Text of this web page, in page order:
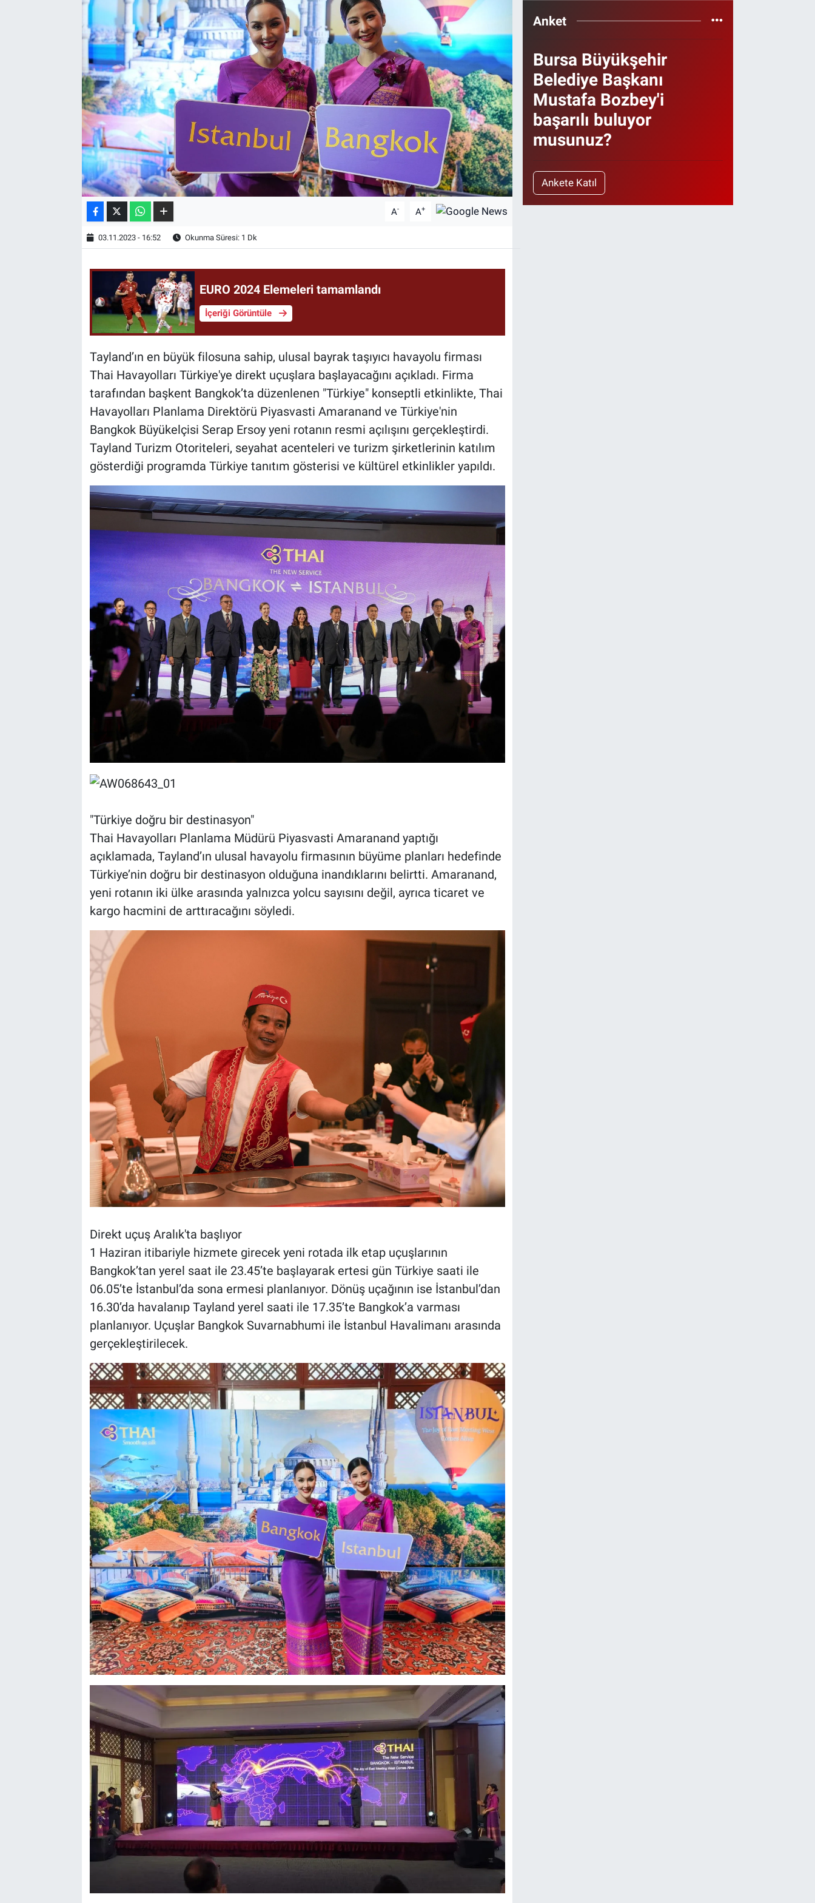
A- A+
03.11.2023 - 16:52 Okunma Süresi: 1 Dk
EURO 2024 Elemeleri tamamlandı
İçeriği Görüntüle
Tayland’ın en büyük filosuna sahip, ulusal bayrak taşıyıcı havayolu firması
Thai Havayolları Türkiye'ye direkt uçuşlara başlayacağını açıkladı. Firma
tarafından başkent Bangkok’ta düzenlenen "Türkiye" konseptli etkinlikte, Thai
Havayolları Planlama Direktörü Piyasvasti Amaranand ve Türkiye'nin
Bangkok Büyükelçisi Serap Ersoy yeni rotanın resmi açılışını gerçekleştirdi.
Tayland Turizm Otoriteleri, seyahat acenteleri ve turizm şirketlerinin katılım
gösterdiği programda Türkiye tanıtım gösterisi ve kültürel etkinlikler yapıldı.
"Türkiye doğru bir destinasyon"
Thai Havayolları Planlama Müdürü Piyasvasti Amaranand yaptığı
açıklamada, Tayland’ın ulusal havayolu firmasının büyüme planları hedefinde
Türkiye’nin doğru bir destinasyon olduğuna inandıklarını belirtti. Amaranand,
yeni rotanın iki ülke arasında yalnızca yolcu sayısını değil, ayrıca ticaret ve
kargo hacmini de arttıracağını söyledi.
Direkt uçuş Aralık'ta başlıyor
1 Haziran itibariyle hizmete girecek yeni rotada ilk etap uçuşlarının
Bangkok’tan yerel saat ile 23.45’te başlayarak ertesi gün Türkiye saati ile
06.05’te İstanbul’da sona ermesi planlanıyor. Dönüş uçağının ise İstanbul’dan
16.30’da havalanıp Tayland yerel saati ile 17.35’te Bangkok’a varması
planlanıyor. Uçuşlar Bangkok Suvarnabhumi ile İstanbul Havalimanı arasında
gerçekleştirilecek.
Anket
Bursa Büyükşehir
Belediye Başkanı
Mustafa Bozbey'i
başarılı buluyor
musunuz?
Ankete Katıl